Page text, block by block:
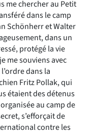
me chercher au Petit
dans le camp
Schönherr et Walter
dans un
protégé la vie
me souviens avec
dans la
Fritz Pollak, qui
étaient des détenus
au camp de
s’efforçait de
contre les